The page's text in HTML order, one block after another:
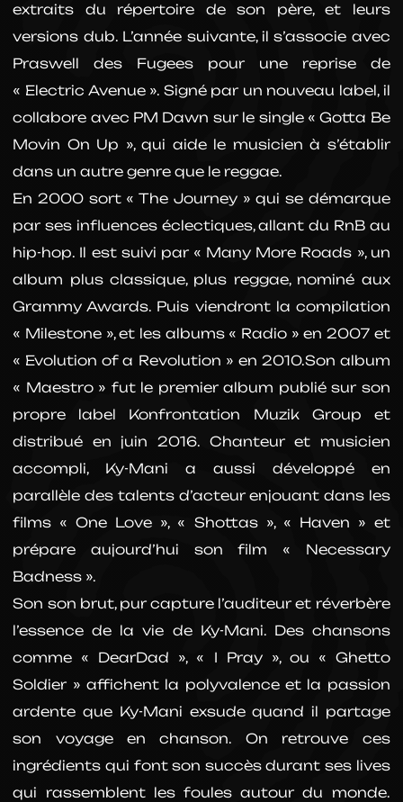
extraits du répertoire de son père, et leurs
versions dub. L’année suivante, il s’associe avec
Praswell des Fugees pour une reprise de
« Electric Avenue ». Signé par un nouveau label, il
collabore avec PM Dawn sur le single « Gotta Be
Movin On Up », qui aide le musicien à s’établir
dans un autre genre que le reggae.
En 2000 sort « The Journey » qui se démarque
par ses influences éclectiques, allant du RnB au
hip-hop. Il est suivi par « Many More Roads », un
album plus classique, plus reggae, nominé aux
Grammy Awards. Puis viendront la compilation
« Milestone », et les albums « Radio » en 2007 et
« Evolution of a Revolution » en 2010.Son album
« Maestro » fut le premier album publié sur son
propre label Konfrontation Muzik Group et
distribué en juin 2016. Chanteur et musicien
accompli, Ky-Mani a aussi développé en
parallèle des talents d’acteur enjouant dans les
films « One Love », « Shottas », « Haven » et
prépare aujourd’hui son film « Necessary
Badness ».
Son son brut, pur capture l’auditeur et réverbère
l’essence de la vie de Ky-Mani. Des chansons
comme « DearDad », « I Pray », ou « Ghetto
Soldier » affichent la polyvalence et la passion
ardente que Ky-Mani exsude quand il partage
son voyage en chanson. On retrouve ces
ingrédients qui font son succès durant ses lives
qui rassemblent les foules autour du monde.